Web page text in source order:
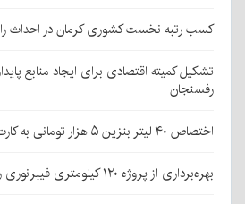
کسب رتبه نخست کشوری کرمان در احداث
تشکیل کمیته اقتصادی برای ایجاد منابع
رفسنجان
اختصاص ۴۰ لیتر بنزین ۵ هزار تومانی به کارت سوخت کرمانی‌ها
بهره‌برداری از پروژه ۱۲۰ کیلومتری فیبرنوری روستایی در قلعه‌گنج